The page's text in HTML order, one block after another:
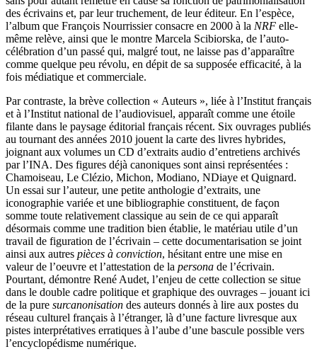
des écrivains et, par leur truchement, de leur éditeur. En l’espèce,
l’album que François Nourrissier consacre en 2000 à la NRF elle-
même relève, ainsi que le montre Marcela Scibiorska, de l’auto-
célébration d’un passé qui, malgré tout, ne laisse pas d’apparaître
comme quelque peu révolu, en dépit de sa supposée efficacité, à la
fois médiatique et commerciale.
Par contraste, la brève collection « Auteurs », liée à l’Institut français
et à l’Institut national de l’audiovisuel, apparaît comme une étoile
filante dans le paysage éditorial français récent. Six ouvrages publiés
au tournant des années 2010 jouent la carte des livres hybrides,
joignant aux volumes un CD d’extraits audio d’entretiens archivés
par l’INA. Des figures déjà canoniques sont ainsi représentées :
Chamoiseau, Le Clézio, Michon, Modiano, NDiaye et Quignard.
Un essai sur l’auteur, une petite anthologie d’extraits, une
iconographie variée et une bibliographie constituent, de façon
somme toute relativement classique au sein de ce qui apparaît
désormais comme une tradition bien établie, le matériau utile d’un
travail de figuration de l’écrivain – cette documentarisation se joint
ainsi aux autres pièces à conviction, hésitant entre une mise en
valeur de l’oeuvre et l’attestation de la persona de l’écrivain.
Pourtant, démontre René Audet, l’enjeu de cette collection se situe
dans le double cadre politique et graphique des ouvrages – jouant ici
de la pure surcanonisation des auteurs donnés à lire aux postes du
réseau culturel français à l’étranger, là d’une facture livresque aux
pistes interprétatives erratiques à l’aube d’une bascule possible vers
l’encyclopédisme numérique.